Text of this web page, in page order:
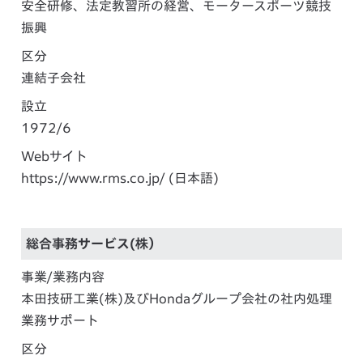
安全研修、法定教習所の経営、モータースポーツ競技
振興
区分
連結子会社
設立
1972/6
Webサイト
https://www.rms.co.jp/(日本語)
総合事務サービス(株）
事業/業務内容
本田技研工業(株)及びHondaグループ会社の社内処理
業務サポート
区分